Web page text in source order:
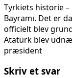
Tyrkiets historie
Bayramı. Det er
officielt blev
Atatürk blev
præsident
Skriv et svar